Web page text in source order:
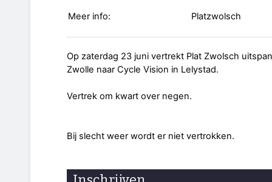
Meer info: Platzwolsch
Op zaterdag 23 juni vertrekt Plat Zwolsch
Zwolle naar Cycle Vision in Lelystad.
Vertrek om kwart over negen.
Bij slecht weer wordt er niet vertrokken.